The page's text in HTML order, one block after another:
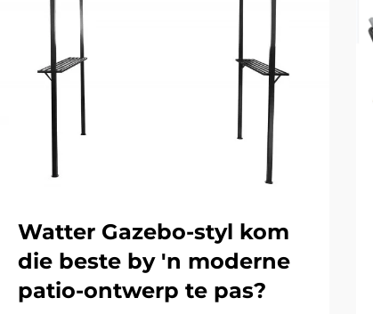
Watter Gazebo-styl kom
die beste by 'n moderne
patio-ontwerp te pas?